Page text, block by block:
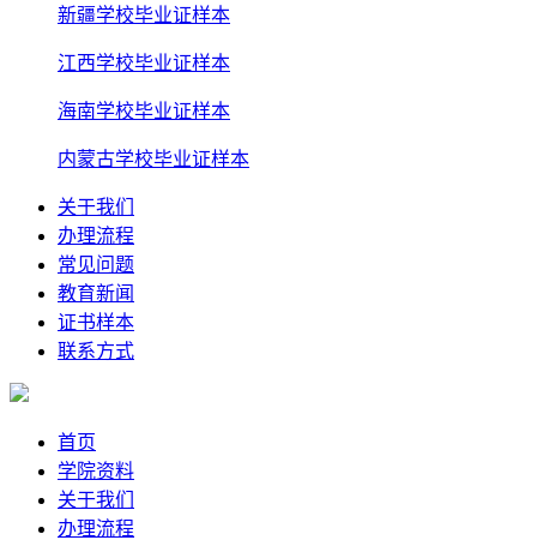
新疆学校毕业证样本
江西学校毕业证样本
海南学校毕业证样本
内蒙古学校毕业证样本
关于我们
办理流程
常见问题
教育新闻
证书样本
联系方式
首页
学院资料
关于我们
办理流程